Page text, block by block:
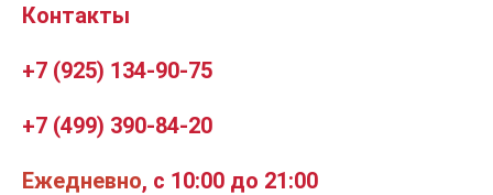
Контакты
+7 (925) 134-90-75
+7 (499) 390-84-20
Ежедневно, с 10:00 до 21:00